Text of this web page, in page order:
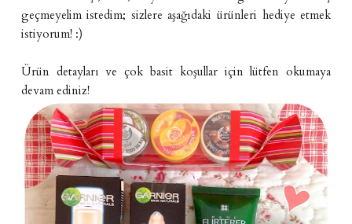
geçmeyelim istedim; sizlere aşağıdaki ürünleri hediye etmek
istiyorum! :)
Ürün detayları ve çok basit koşullar için lütfen okumaya
devam ediniz!